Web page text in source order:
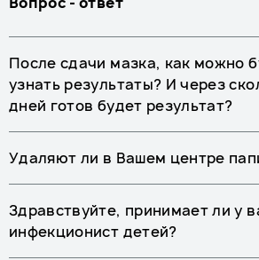
После сдачи мазка, как можно
узнать результаты? И через
дней готов будет результат?
Удаляют ли в Вашем центре
Здравствуйте, принимает ли у
инфекционист детей?